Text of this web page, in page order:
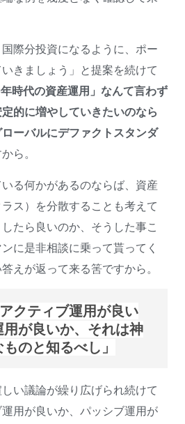
際分投資になるように、ポー
きましょう」と提案を続けて
年時代の資産運用」なんて言わず
的に増やしていきたいのなら
ーバルにデファクトスタンダ
ら。
る何かがあるのならば、資産
ス）を分散することも考えて
たら良いのか、そうした事こ
に是非相談に乗って貰ってく
えが返って来る筈ですから。
クティブ運用が良い
が良いか、それは神
のと知るべし」
い議論が繰り広げられ続けて
用が良いか、パッシブ運用が